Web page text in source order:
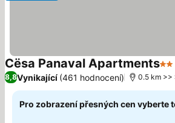
Cësa Panaval Apartments2
8,8Vynikající (461 hodnocení) 0.5 km >>
Pro zobrazení přesných cen vyberte